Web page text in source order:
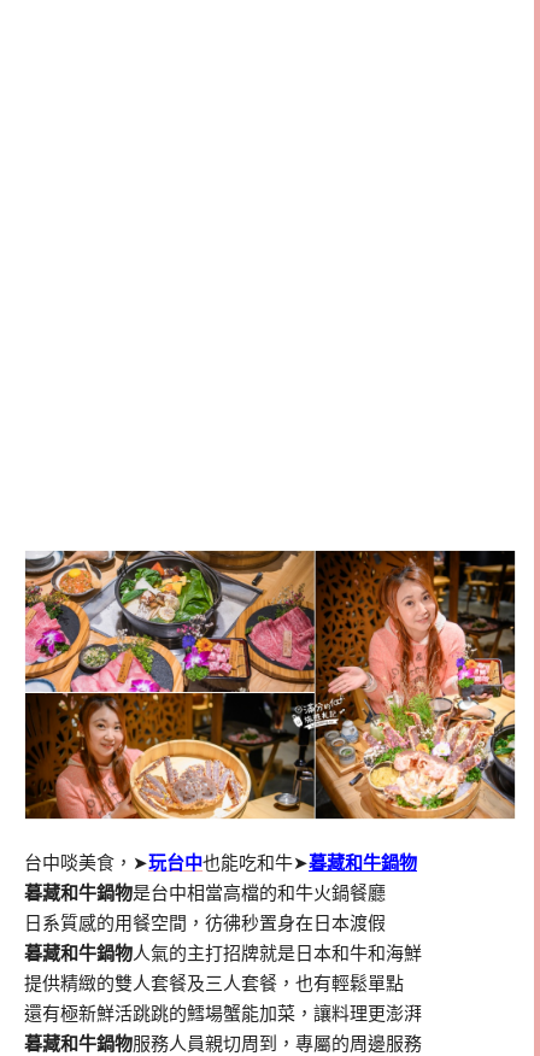
台中啖美食，➤玩台中也能吃和牛➤暮藏和牛鍋物
暮藏和牛鍋物是台中相當高檔的和牛火鍋餐廳
日系質感的用餐空間，彷彿秒置身在日本渡假
暮藏和牛鍋物人氣的主打招牌就是日本和牛和海鮮
提供精緻的雙人套餐及三人套餐，也有輕鬆單點
還有極新鮮活跳跳的鱈場蟹能加菜，讓料理更澎湃
暮藏和牛鍋物服務人員親切周到，專屬的周邊服務